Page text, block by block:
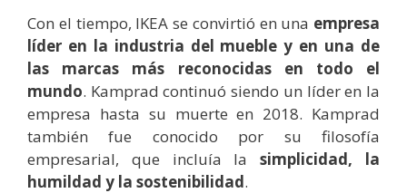
Con el tiempo, IKEA se convirtió en una empresa
líder en la industria del mueble y en una de
las marcas más reconocidas en todo el
mundo. Kamprad continuó siendo un líder en la
empresa hasta su muerte en 2018. Kamprad
también fue conocido por su filosofía
empresarial, que incluía lasimplicidad, la
humildad y la sostenibilidad.